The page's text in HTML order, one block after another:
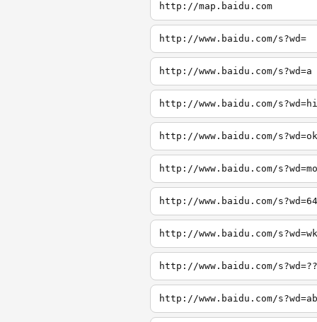
http://map.baidu.com
http://www.baidu.com/s?wd=
http://www.baidu.com/s?wd=a
http://www.baidu.com/s?wd=hi
http://www.baidu.com/s?wd=ok
http://www.baidu.com/s?wd=mo
http://www.baidu.com/s?wd=64
http://www.baidu.com/s?wd=wk
http://www.baidu.com/s?wd=??
http://www.baidu.com/s?wd=ab